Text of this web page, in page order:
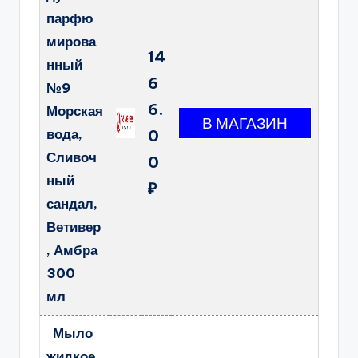
парфю
мирова
нный
№9
Морская
вода,
Сливоч
ный
сандал,
Ветивер
, Амбра
300
мл
14
6
6.
0
0
₽
Мыло